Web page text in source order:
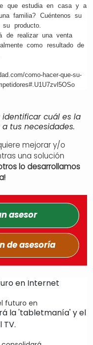
que estudia en casa y a
familia? Cuéntenos su
su producto.
de realizar una venta
como resultado de
como-hacer-que-su-
cuál es la
tus necesidades.
mejorar y/o
una solución
lo desarrollamos
asesor
de asesoría
futuro en